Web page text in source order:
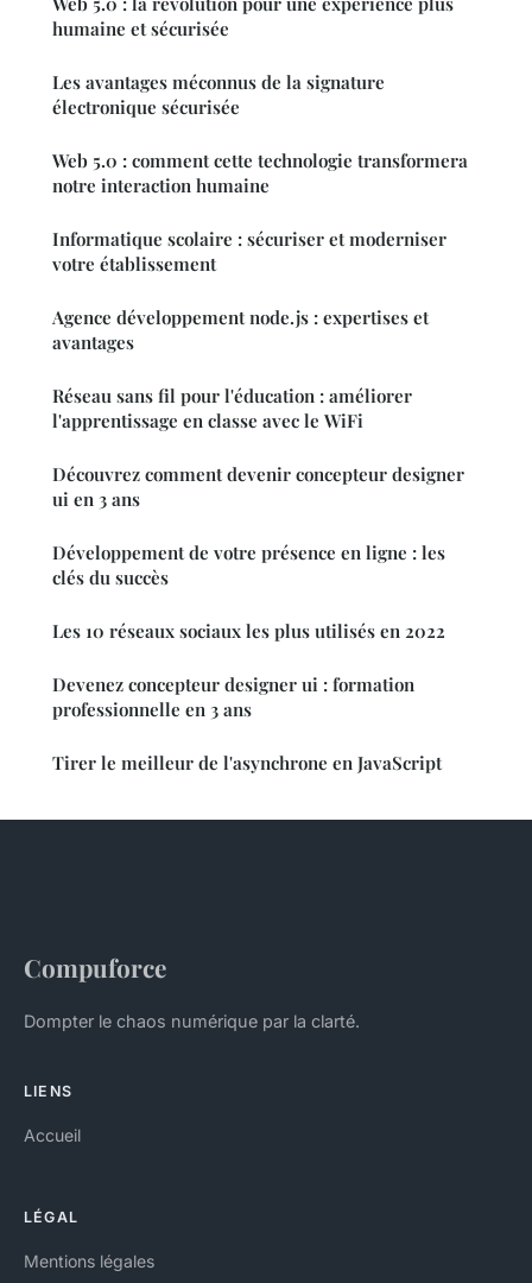
humaine et sécurisée
Les avantages méconnus de la signature
électronique sécurisée
Web 5.0 : comment cette technologie transformera
notre interaction humaine
Informatique scolaire : sécuriser et moderniser
votre établissement
Agence développement node.js : expertises et
avantages
Réseau sans fil pour l'éducation : améliorer
l'apprentissage en classe avec le WiFi
Découvrez comment devenir concepteur designer
ui en 3 ans
Développement de votre présence en ligne : les
clés du succès
Les 10 réseaux sociaux les plus utilisés en 2022
Devenez concepteur designer ui : formation
professionnelle en 3 ans
Tirer le meilleur de l'asynchrone en JavaScript
Compuforce
Dompter le chaos numérique par la clarté.
LIENS
Accueil
LÉGAL
Mentions légales